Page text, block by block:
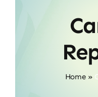
Home»